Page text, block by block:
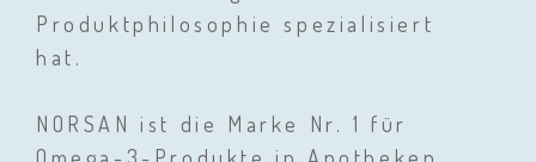
Produktphilosophie spezialisiert
hat.
NORSAN ist die Marke Nr. 1 für